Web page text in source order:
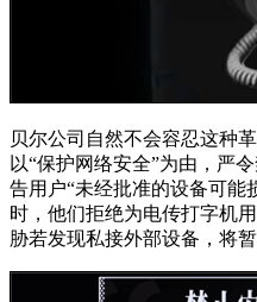
贝尔公司自然不会容忍这种
以“保护网络安全”为由，严
告用户“未经批准的设备可能
时，他们拒绝为电传打字机
胁若发现私接外部设备，将暂